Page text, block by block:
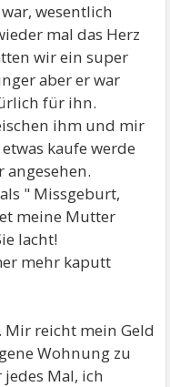
wesentlich
mal das Herz
wir ein super
aber er war
für ihn.
ihm und mir
kaufe werde
angesehen.
" Missgeburt,
meine Mutter
lacht!
mehr kaputt
Mir reicht mein Geld
Wohnung zu
Mal, ich